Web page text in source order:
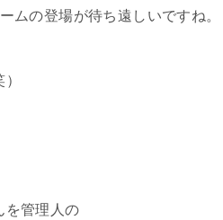
ムの登場が待ち遠しいですね。
を管理人の